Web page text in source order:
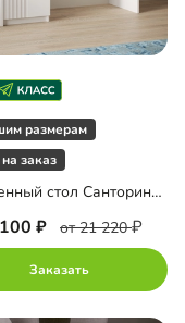
размерам
заказ
Письменный стол Санторини Лайф
от 21 220
Заказать